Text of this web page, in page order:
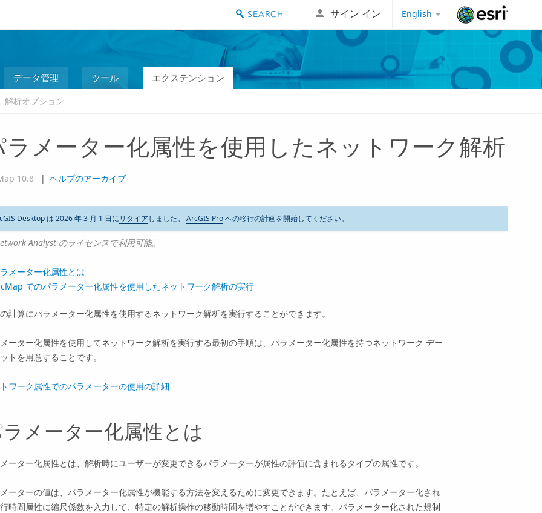
English
サイン イン
データ管理 ツール エクステンション
解析オプション
ラメーター化属性を使用したネットワーク解析
10.8 | ヘルプのアーカイブ
Desktop は 2026 年 3 月 1 日にリタイアしました。 ArcGIS Proへの移行の計画を開始してください。
Analyst のライセンスで利用可能。
メーター化属性とは
でのパラメーター化属性を使用したネットワーク解析の実行
計算にパラメーター化属性を使用するネットワーク解析を実行することができます。
ーター化属性を使用してネットワーク解析を実行する最初の手順は、パラメーター化属性を持つネットワーク デー
トを用意することです。
ワーク属性でのパラメーターの使用の詳細
メーター化属性とは
ーター化属性とは、解析時にユーザーが変更できるパラメーターが属性の評価に含まれるタイプの属性です。
ーターの値は、パラメーター化属性が機能する方法を変えるために変更できます。たとえば、パラメーター化され
時間属性に縮尺係数を入力して、特定の解析操作の移動時間を増やすことができます。パラメーター化された規制